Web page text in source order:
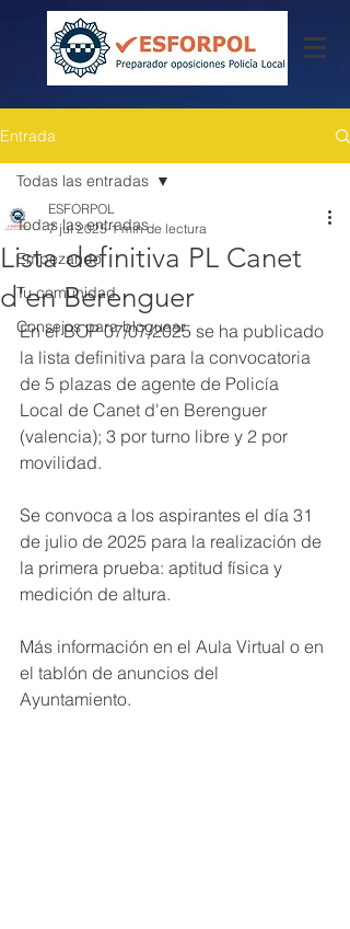
Entrada
Todas las entradas
Empezando
Tu comunidad
Consejos para bloguear
Todas las entradas
Lista definitiva PL Canet
d'en Berenguer
ESFORPOL
7 jul 2025 1 min de lectura
En el BOP 07/07/2025 se ha publicado
la lista definitiva para la convocatoria
de 5 plazas de agente de Policía
Local de Canet d'en Berenguer
(valencia); 3 por turno libre y 2 por
movilidad.
Se convoca a los aspirantes el día 31
de julio de 2025 para la realización de
la primera prueba: aptitud física y
medición de altura.
Más información en el Aula Virtual o en
el tablón de anuncios del
Ayuntamiento.